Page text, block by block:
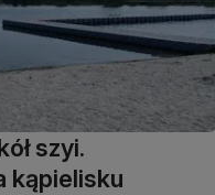
szyi.
kąpielisku